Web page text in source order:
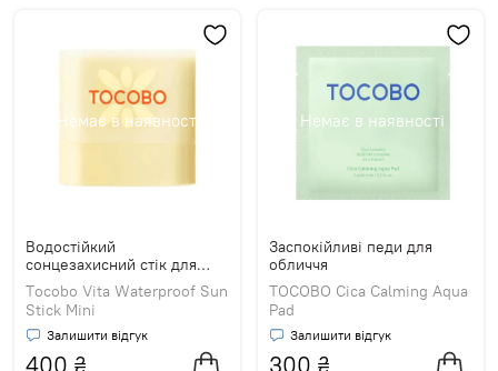
Немає в наявності
Водостійкий
сонцезахисний стік для
обличчя
Tocobo Vita Waterproof Sun
Stick Mini
Залишити відгук
400 ₴
Немає в наявності
Заспокійливі педи для
обличчя
TOCOBO Cica Calming Aqua
Pad
Залишити відгук
300 ₴